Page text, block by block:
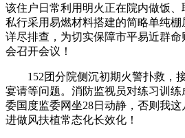
该住户日常利用明火正在院内做饭
私行采用易燃材料搭建的简略单纯
详尽排查，为切实保障市平易近群
会召开会议！
152团分院侧沉初期火警扑救，
宴请等问题。消防监视员对练习训
委国度监委网坐28日动静，否则我
进做风扶植常态化长效化！